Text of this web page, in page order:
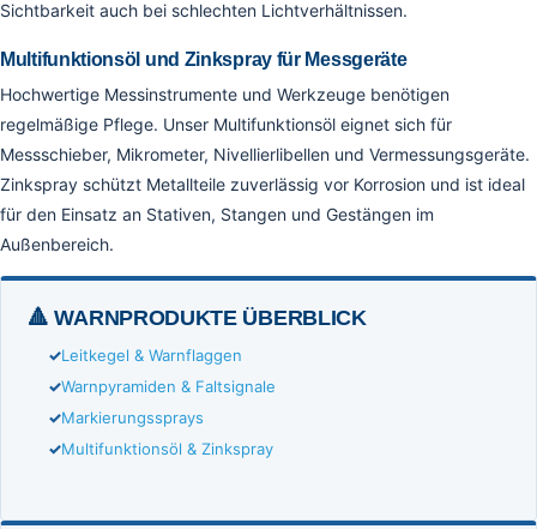
Sichtbarkeit auch bei schlechten Lichtverhältnissen.
Multifunktionsöl und Zinkspray für Messgeräte
Hochwertige Messinstrumente und Werkzeuge benötigen
regelmäßige Pflege. Unser Multifunktionsöl eignet sich für
Messschieber, Mikrometer, Nivellierlibellen und Vermessungsgeräte.
Zinkspray schützt Metallteile zuverlässig vor Korrosion und ist ideal
für den Einsatz an Stativen, Stangen und Gestängen im
Außenbereich.
🔺 WARNPRODUKTE ÜBERBLICK
Leitkegel & Warnflaggen
Warnpyramiden & Faltsignale
Markierungssprays
Multifunktionsöl & Zinkspray